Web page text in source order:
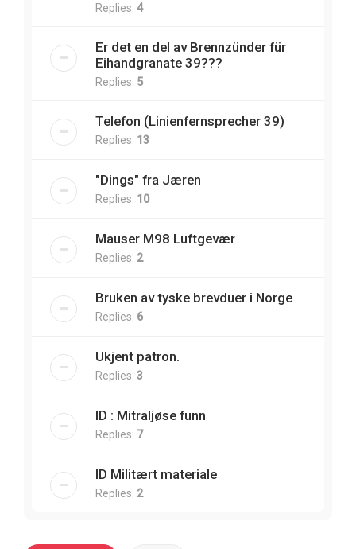
Replies: 4
Er det en del av Brennzünder für
Eihandgranate 39???
Replies: 5
Telefon (Linienfernsprecher 39)
Replies: 13
"Dings" fra Jæren
Replies: 10
Mauser M98 Luftgevær
Replies: 2
Bruken av tyske brevduer i Norge
Replies: 6
Ukjent patron.
Replies: 3
ID : Mitraljøse funn
Replies: 7
ID Militært materiale
Replies: 2